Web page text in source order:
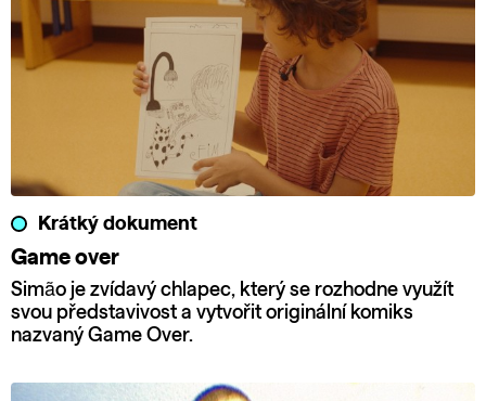
Krátký dokument
Game over
Simão je zvídavý chlapec, který se rozhodne využít
svou představivost a vytvořit originální komiks
nazvaný Game Over.